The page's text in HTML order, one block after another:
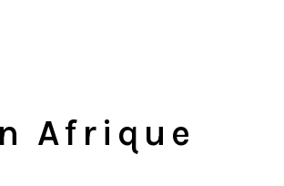
Afrique